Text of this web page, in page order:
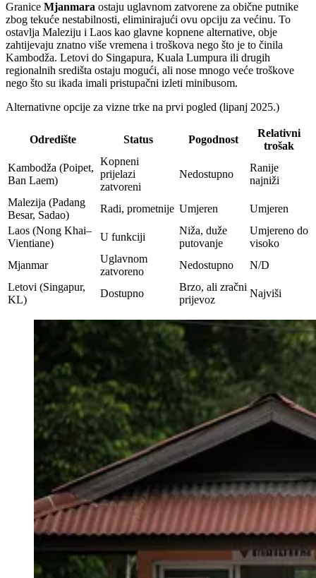
Granice Mjanmara ostaju uglavnom zatvorene za obične putnike
zbog tekuće nestabilnosti, eliminirajući ovu opciju za većinu. To
ostavlja Maleziju i Laos kao glavne kopnene alternative, obje
zahtijevaju znatno više vremena i troškova nego što je to činila
Kambodža. Letovi do Singapura, Kuala Lumpura ili drugih
regionalnih središta ostaju mogući, ali nose mnogo veće troškove
nego što su ikada imali pristupačni izleti minibusom.
Alternativne opcije za vizne trke na prvi pogled (lipanj 2025.)
Odredište Status Pogodnost
Relativni
trošak
Kambodža (Poipet,
Ban Laem)
Kopneni
prijelazi
zatvoreni
Nedostupno
Ranije
najniži
Malezija (Padang
Besar, Sadao)
Radi, prometnije Umjeren
Umjeren
Laos (Nong Khai–
Vientiane)
U funkciji
Niža, duže
putovanje
Umjereno do
visoko
Mjanmar
Uglavnom
zatvoreno
Nedostupno
N/D
Letovi (Singapur,
KL)
Dostupno
Brzo, ali zračni
prijevoz
Najviši